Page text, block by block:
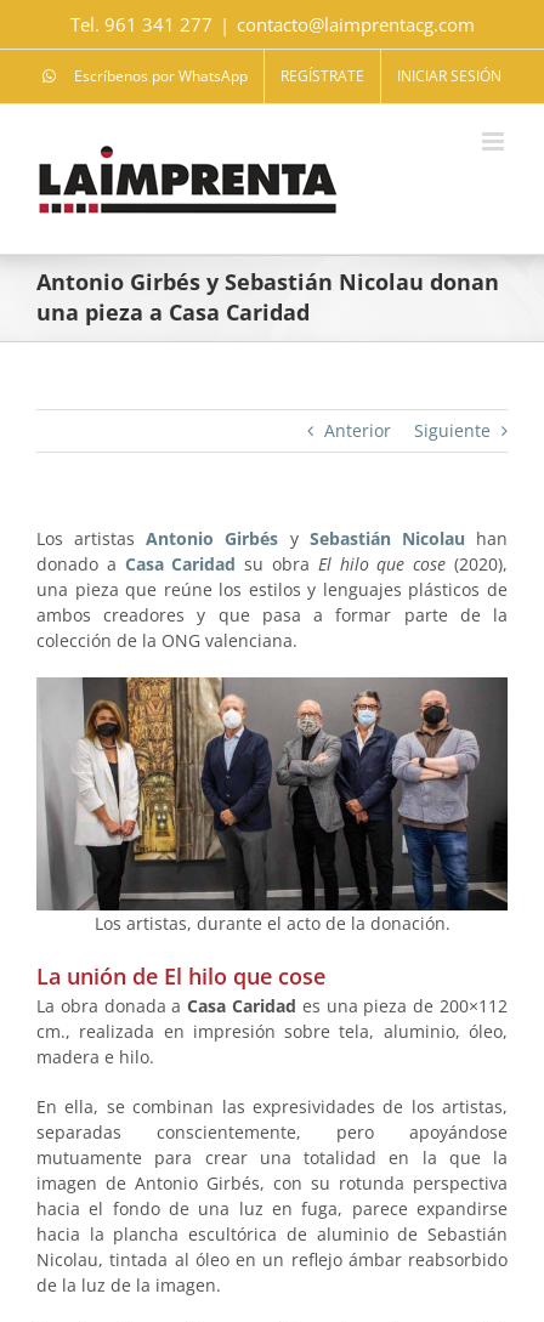
Tel. 961 341 277 | contacto@laimprentacg.com
Escríbenos por WhatsApp REGÍSTRATE INICIAR SESIÓN
Antonio Girbés y Sebastián Nicolau donan
una pieza a Casa Caridad
Anterior Siguiente
Los artistasAntonio Girbés y Sebastián Nicolau han
donado a Casa Caridad su obra El hilo que cose (2020),
una pieza que reúne los estilos y lenguajes plásticos de
ambos creadores y que pasa a formar parte de la
colección de la ONG valenciana.
Los artistas, durante el acto de la donación.
La unión de El hilo que cose
La obra donada aCasa Caridad es una pieza de 200×112
cm., realizada en impresión sobre tela, aluminio, óleo,
madera e hilo.
En ella, se combinan las expresividades de los artistas,
separadas conscientemente, pero apoyándose
mutuamente para crear una totalidad en la que la
imagen de Antonio Girbés, con su rotunda perspectiva
hacia el fondo de una luz en fuga, parece expandirse
hacia la plancha escultórica de aluminio de Sebastián
Nicolau, tintada al óleo en un reflejo ámbar reabsorbido
de la luz de la imagen.